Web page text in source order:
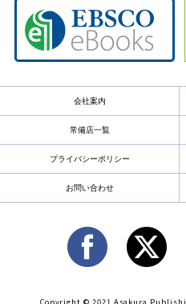
会社案内
常備店一覧
プライバシーポリシー
お問い合わせ